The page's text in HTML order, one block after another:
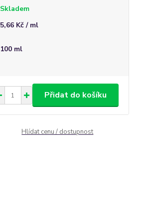
Skladem
5,66 Kč / ml
100 ml
Přidat do košíku
Hlídat cenu / dostupnost